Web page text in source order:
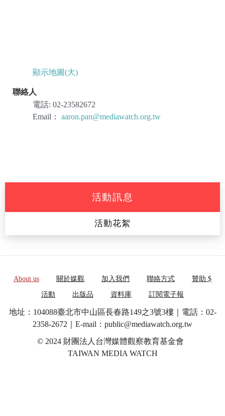
顯示地圖(大)
聯絡人
電話:02-23582672
Email：aaron.pan@mediawatch.org.tw
活動訊息
活動花絮
About us 關於媒觀 加入我們 聯絡方式 贊助 $
活動 出版品 資料庫 訂閱電子報
地址：104088臺北市中山區長春路149之3號3樓｜電話：02-
2358-2672｜E-mail：public@mediawatch.org.tw
© 2024 財團法人台灣媒體觀察教育基金會
TAIWAN MEDIA WATCH